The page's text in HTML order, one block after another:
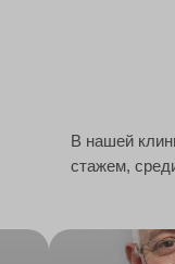
В нашей
стажем,